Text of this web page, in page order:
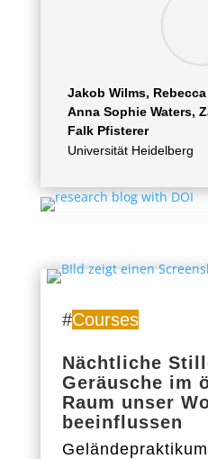
Jakob Wilms,
Anna Sophie Waters,
Falk Pfisterer
Universität Heidelberg
#Courses
Nächtliche
Geräusche im
Raum unser
beeinflussen
Geländepraktikum